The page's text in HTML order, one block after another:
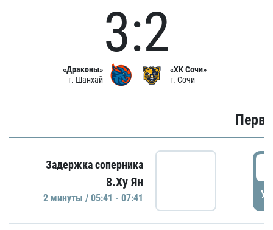
«Драконы»
г. Шанхай
3:2
«ХК Сочи»
г. Сочи
Задержка соперника
8.Ху Ян
2 минуты / 05:41 - 07:41